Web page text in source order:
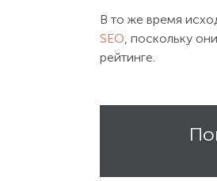
В то же время
SEO , поскольку
рейтинге.